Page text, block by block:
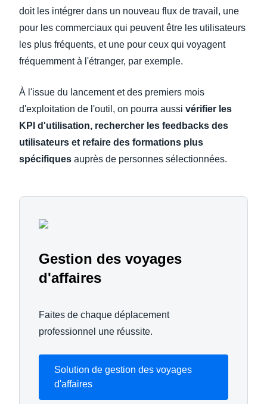
doit les intégrer dans un nouveau flux de travail, une
pour les commerciaux qui peuvent être les utilisateurs
les plus fréquents, et une pour ceux qui voyagent
fréquemment à l'étranger, par exemple.
À l'issue du lancement et des premiers mois
d'exploitation de l'outil, on pourra aussi vérifier les
KPI d'utilisation, rechercher les feedbacks des
utilisateurs et refaire des formations plus
spécifiques auprès de personnes sélectionnées.
Gestion des voyages
d'affaires
Faites de chaque déplacement
professionnel une réussite.
Solution de gestion des voyages
d'affaires